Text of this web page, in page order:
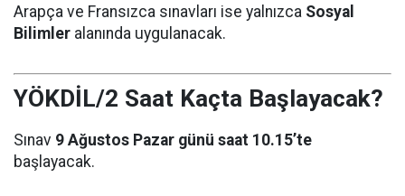
Arapça ve Fransızca sınavları ise yalnızca Sosyal
Bilimler alanında uygulanacak.
YÖKDİL/2 Saat Kaçta Başlayacak?
Sınav 9 Ağustos Pazar günü saat 10.15’te
başlayacak.